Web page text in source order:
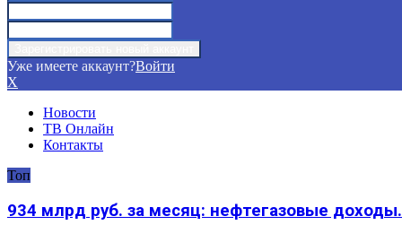
Уже имеете аккаунт?Войти
X
Новости
ТВ Онлайн
Контакты
Топ
934 млрд руб. за месяц: нефтегазовые